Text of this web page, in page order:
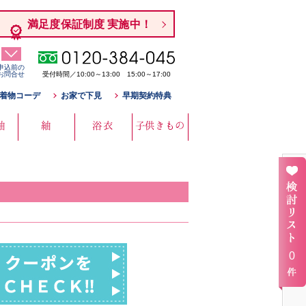
満足度保証制度 実施中！
込前の
問合せ
受付時間／10:00～13:00 15:00～17:00
物コーデ お家で下見 早期契約特典
紬 浴衣 子供きもの
0